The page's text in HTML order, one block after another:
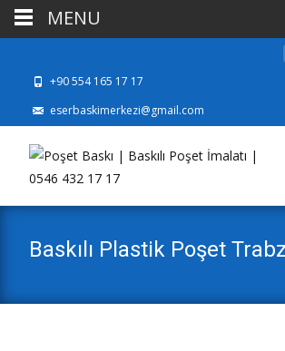
+90 554 165 17 17
eserbaskimerkezi@gmail.com
Baskılı Plastik Poşet
MENU